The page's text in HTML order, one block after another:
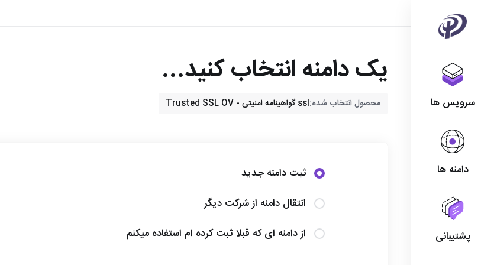
سرویس ها
دامنه ها
پشتیبانی
یک دامنه انتخاب کنید...
محصول انتخاب شده:ssl گواهینامه امنیتی - Trusted SSL OV
ثبت دامنه جدید
انتقال دامنه از شرکت دیگر
از دامنه ای که قبلا ثبت کرده ام استفاده میکنم